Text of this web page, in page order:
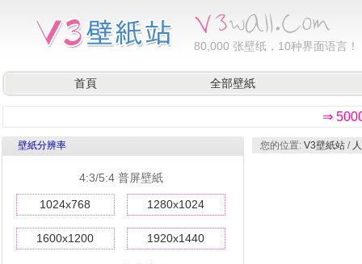
80,000 张壁纸，10种界面语言！
首頁 全部壁紙
⇒
壁紙分辨率
4:3/5:4 普屏壁紙
1024x768 1280x1024
1600x1200 1920x1440
您的位置: V3壁紙站 /